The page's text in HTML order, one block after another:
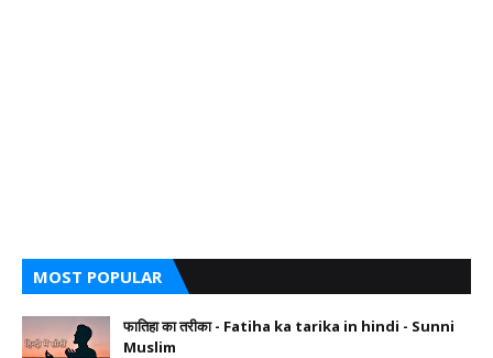
MOST POPULAR
फातिहा का तरीका - Fatiha ka tarika in hindi - Sunni
Muslim